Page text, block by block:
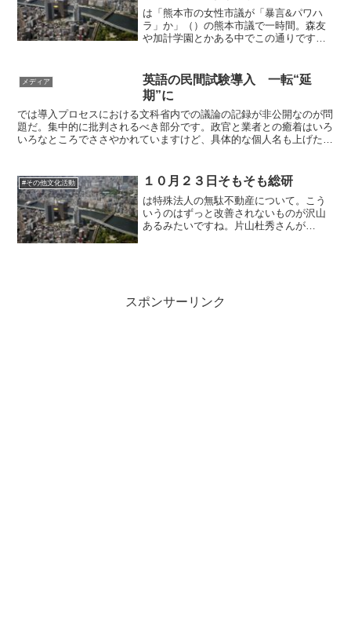
は「熊本市の女性市議が「暴言&パワハ
ラ」か」（）の熊本市議で一時間。森友
や加計学園とかある中でこの通りです。
メディア
英語の民間試験導入 一転“延
期”に
では導入プロセスにおける文科省内での議論の記録が非公開なのが問
題だ。集中的に批判されるべき部分です。政官と業者との癒着はいろ
いろなところでささやかれていますけど、具体的な個人名も上げた還
#その他文化活動 １０月２３日そもそも総研
は特殊法人の無駄不動産について。こう
いうのはずっと改善されないものが沢山
あるみたいですね。片山杜秀さんが
スポンサーリンク